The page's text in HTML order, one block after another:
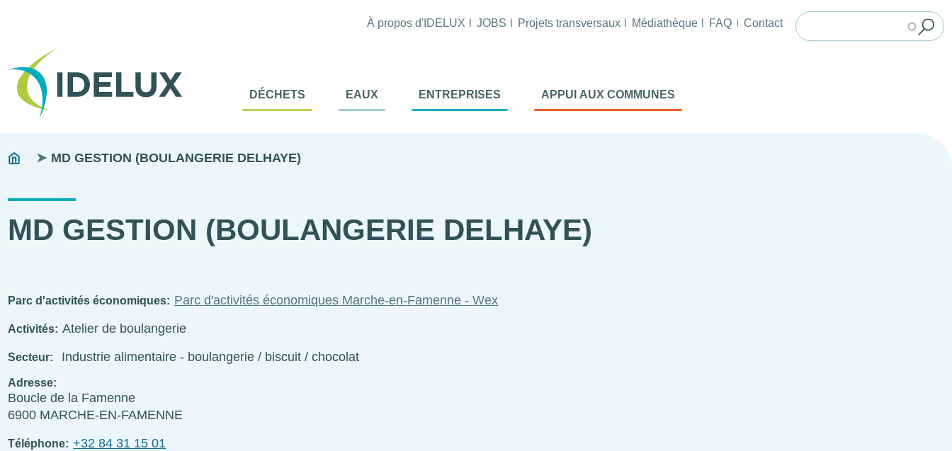
Tête
À propos d'IDELUX JOBS Projets transversaux Médiathèque FAQ Contact
Navigation
Menu
DÉCHETS EAUX ENTREPRISES APPUI AUX COMMUNES
Fils
You
MD GESTION (BOULANGERIE DELHAYE)
MD GESTION (BOULANGERIE DELHAYE)
Parc d'activités économiques Parc d'activités économiques Marche-en-Famenne - Wex
Activités Atelier de boulangerie
Secteur Industrie alimentaire - boulangerie / biscuit / chocolat
Adresse
Boucle de la Famenne
6900 MARCHE-EN-FAMENNE
Téléphone +32 84 31 15 01